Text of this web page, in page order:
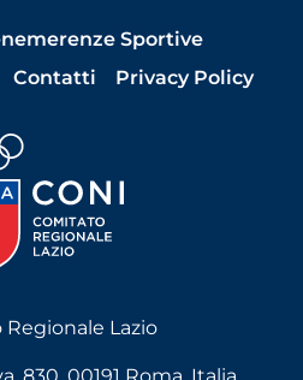
Sportive
Contatti Privacy Policy
Lazio